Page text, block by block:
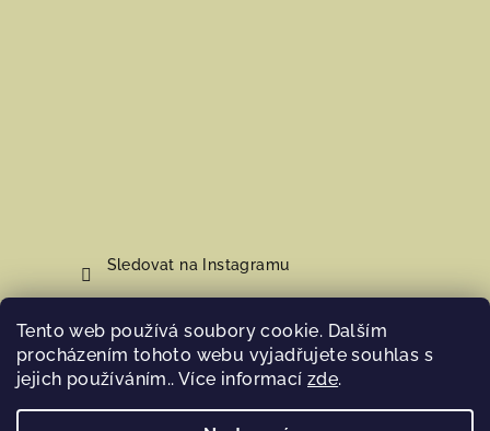
Tento web používá soubory cookie. Dalším
procházením tohoto webu vyjadřujete souhlas s
jejich používáním.. Více informací zde.
Sledovat na Instagramu
Nákupní košík
0ks /0 Kč